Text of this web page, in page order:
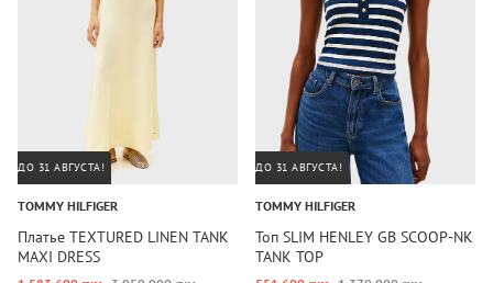
ДО 31 АВГУСТА!
TOMMY HILFIGER
Платье TEXTURED LINEN TANK
MAXI DRESS
ДО 31 АВГУСТА!
TOMMY HILFIGER
Топ SLIM HENLEY GB SCOOP-NK
TANK TOP